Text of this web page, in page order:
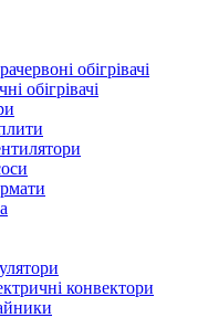
обігрівачі
обігрівачі
конвектори